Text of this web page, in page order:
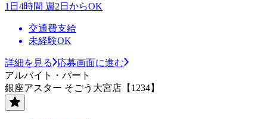
1日4時間 週2日からOK
交通費支給
未経験OK
詳細を見る
応募画面に進む
アルバイト・パート
銀座アスター そごう大宮店【1234】